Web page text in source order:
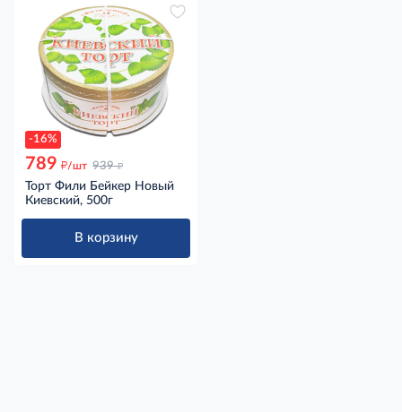
-16%
789 д/шт 939 д
Торт Фили Бейкер Новый
Киевский, 500г
В корзину